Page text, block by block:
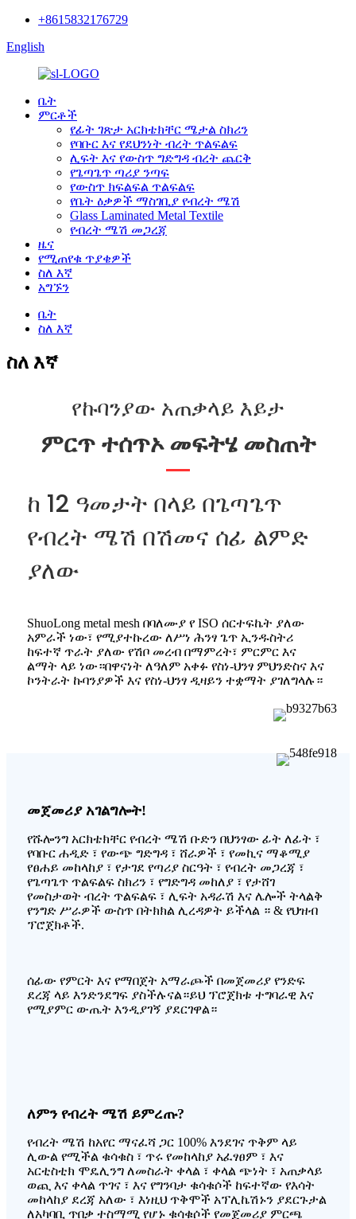
+8615832176729
English
ቤት
ምርቶች
የፊት ገጽታ አርክቴክቸር ሜታል ስክሪን
የባቡር እና የደህንነት ብረት ጥልፍልፍ
ሊፍት እና የውስጥ ግድግዳ ብረት ጨርቅ
የጌጣጌጥ ጣሪያ ንጣፍ
የውስጥ ክፍልፍል ጥልፍልፍ
የቤት ዕቃዎች ማስገቢያ የብረት ሜሽ
Glass Laminated Metal Textile
የብረት ሜሽ መጋረጃ
ዜና
የሚጠየቁ ጥያቄዎች
ስለ እኛ
አግኙን
ቤት
ስለ እኛ
ስለ እኛ
የኩባንያው አጠቃላይ እይታ
ምርጥ ተሰጥኦ መፍትሄ መስጠት
ከ 12 ዓመታት በላይ በጌጣጌጥ
የብረት ሜሽ በሽመና ሰፊ ልምድ
ያለው
ShuoLong metal mesh በባለሙያ የ ISO ሰርተፍኬት ያለው
አምራች ነው፣ የሚያተኩረው ለሥነ ሕንፃ ጌጥ ኢንዱስትሪ
ከፍተኛ ጥራት ያለው የሽቦ መረብ በማምረት፣ ምርምር እና
ልማት ላይ ነው።በዋናነት ለዓለም አቀፉ የስነ-ህንፃ ምህንድስና እና
ኮንትራት ኩባንያዎች እና የስነ-ህንፃ ዲዛይን ተቋማት ያገለግላሉ።
መጀመሪያ አገልግሎት!
የሹሎንግ አርክቴክቸር የብረት ሜሽ ቡድን በህንፃው ፊት ለፊት ፣
የባቡር ሐዲድ ፣ የውጭ ግድግዳ ፣ ሸራዎች ፣ የመኪና ማቆሚያ
የፀሐይ መከላከያ ፣ የታገደ የጣሪያ ስርዓት ፣ የብረት መጋረጃ ፣
የጌጣጌጥ ጥልፍልፍ ስክሪን ፣ የግድግዳ መከለያ ፣ የታሸገ
የመስታወት ብረት ጥልፍልፍ ፣ ሊፍት አዳራሽ እና ሌሎች ትላልቅ
የንግድ ሥራዎች ውስጥ በትክክል ሊረዳዎት ይችላል ። & የህዝብ
ፕሮጀክቶች.
ሰፊው የምርት እና የማበጀት አማራጮች በመጀመሪያ የንድፍ
ደረጃ ላይ እንድንደግፍ ያስችሉናል።ይህ ፕሮጀክቱ ተግባራዊ እና
የሚያምር ውጤት እንዲያገኝ ያደርገዋል።
ለምን የብረት ሜሽ ይምረጡ?
የብረት ሜሽ ከአየር ማናፈሻ ጋር 100% እንደገና ጥቅም ላይ
ሊውል የሚችል ቁሳቁስ ፣ ጥሩ የመከላከያ አፈፃፀም ፣ እና
አርቲስቲክ ሞዴሊንግ ለመስራት ቀላል ፣ ቀላል ጭነት ፣ አጠቃላይ
ወጪ እና ቀላል ጥገና ፣ እና የግንባታ ቁሳቁሶች ከፍተኛው የእሳት
መከላከያ ደረጃ አለው ፣ እነዚህ ጥቅሞች አፕሊኬሽኑን ያደርጉታል
ለአካባቢ ጥበቃ ተስማሚ የሆኑ ቁሳቁሶች የመጀመሪያ ምርጫ